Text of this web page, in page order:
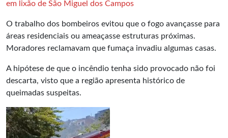
em lixão de São Miguel dos Campos
O trabalho dos bombeiros evitou que o fogo avançasse para
áreas residenciais ou ameaçasse estruturas próximas.
Moradores reclamavam que fumaça invadiu algumas casas.
A hipótese de que o incêndio tenha sido provocado não foi
descarta, visto que a região apresenta histórico de
queimadas suspeitas.